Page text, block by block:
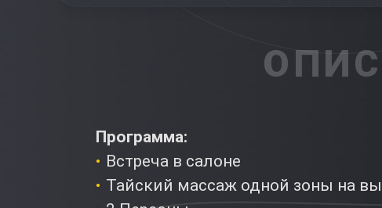
Программа:
Вcтреча в салоне
Тайский массаж одной зоны на